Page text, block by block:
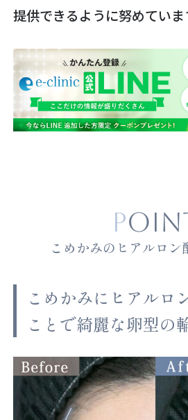
提供できるように努めていま
こめかみのヒアルロン
こめかみにヒアルロ
ことで綺麗な卵型の